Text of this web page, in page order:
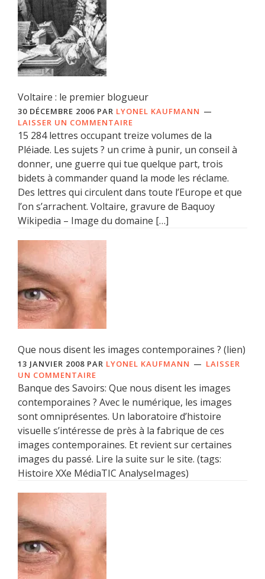
Voltaire : le premier blogueur
30 DÉCEMBRE 2006 PAR LYONEL KAUFMANN
LAISSER UN COMMENTAIRE
15 284 lettres occupant treize volumes de la
Pléiade. Les sujets ? un crime à punir, un conseil à
donner, une guerre qui tue quelque part, trois
bidets à commander quand la mode les réclame.
Des lettres qui circulent dans toute l’Europe et que
l’on s’arrachent. Voltaire, gravure de Baquoy
Wikipedia – Image du domaine […]
Que nous disent les images contemporaines ? (lien)
13 JANVIER 2008 PAR LYONEL KAUFMANN
LAISSER
UN COMMENTAIRE
Banque des Savoirs: Que nous disent les images
contemporaines ? Avec le numérique, les images
sont omniprésentes. Un laboratoire d’histoire
visuelle s’intéresse de près à la fabrique de ces
images contemporaines. Et revient sur certaines
images du passé. Lire la suite sur le site. (tags:
Histoire XXe MédiaTIC AnalyseImages)